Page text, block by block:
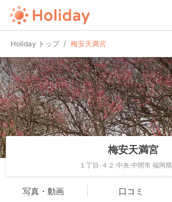
Holiday トップ 梅安天満宮
梅安天満宮
１丁目-４２ 中央 中間市 福岡
写真・動画 口コミ